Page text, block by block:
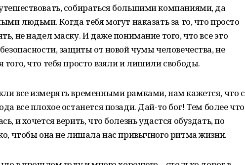
собираться большими компаниями, да
людьми. Когда тебя могут наказать за то, что просто
не надел маску. И даже понимание того, что все это
защиты от новой чумы человечества, не
что тебя просто взяли и лишили свободы.
все измерять временными рамками, нам кажется, что с
все плохое останется позади. Дай-то бог! Тем более что
и хочется верить, что болезнь удастся обуздать, по
чтобы она не лишала нас привычного ритма жизни.